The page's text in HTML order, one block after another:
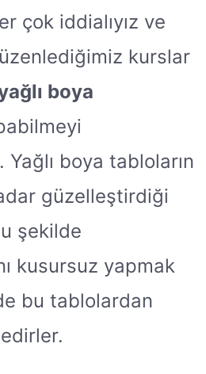
çok iddialıyız ve
kurslar
boya
boya tabloların
güzelleştirdiği
şekilde
kusursuz yapmak
bu tablolardan